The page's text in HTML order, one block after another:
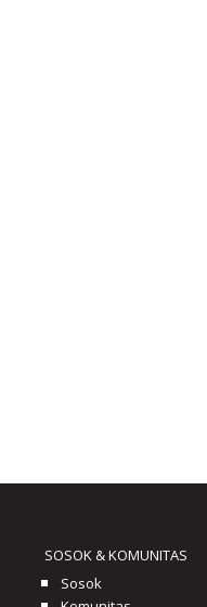
SOSOK & KOMUNITAS
Sosok